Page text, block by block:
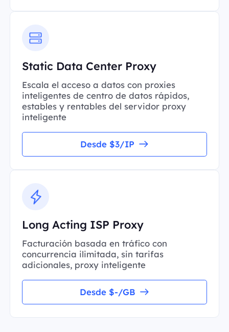
Static Data Center Proxy
Escala el acceso a datos con proxies
inteligentes de centro de datos rápidos,
estables y rentables del servidor proxy
inteligente
Desde $3/IP
Long Acting ISP Proxy
Facturación basada en tráfico con
concurrencia ilimitada, sin tarifas
adicionales, proxy inteligente
Desde $-/GB